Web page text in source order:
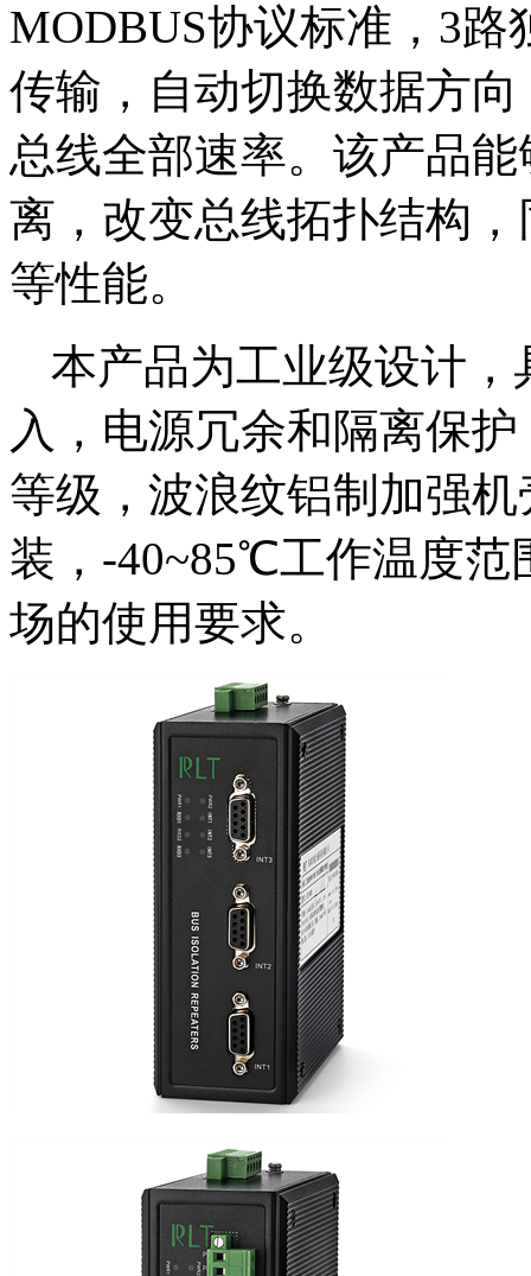
MODBUS协议标准， 3路
传输，自动切换数据方
总线全部速率。 该产品能
离，改变总线拓扑结构
等性能。
本产品为工业级设计，
入，电源冗余和隔离保
等级，波浪纹铝制加强
装，-40~85℃工作温度范
场的使用要求。